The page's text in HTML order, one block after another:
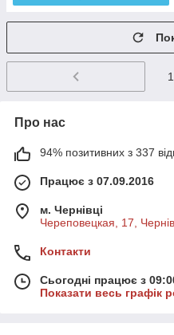
1
Про нас
94% позитивних з 337
Працює з 07.09.2016
м. Чернівці
Череповецкая, 17,
Контакти
Сьогодні працює з
Показати весь графік